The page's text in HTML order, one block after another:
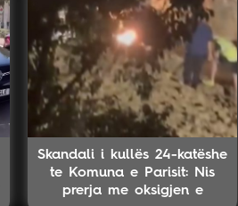
Skandali i kullës 24-katëshe
te Komuna e Parisit: Nis
prerja me oksigjen e